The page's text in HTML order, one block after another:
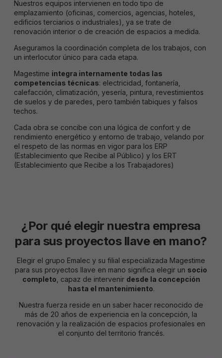
Nuestros equipos intervienen en todo tipo de
emplazamiento (oficinas, comercios, agencias, hoteles,
edificios terciarios o industriales), ya se trate de
renovación interior o de creación de espacios a medida.
Aseguramos la coordinación completa de los trabajos, con
un interlocutor único para cada etapa.
Magestime integra internamente todas las
competencias técnicas: electricidad, fontanería,
calefacción, climatización, yesería, pintura, revestimientos
de suelos y de paredes, pero también tabiques y falsos
techos.
Cada obra se concibe con una lógica de confort y de
rendimiento energético y entorno de trabajo, velando por
el respeto de las normas en vigor para los ERP
(Establecimiento que Recibe al Público) y los ERT
(Establecimiento que Recibe a los Trabajadores)
¿Por qué elegir nuestra empresa
para sus proyectos llave en mano?
Elegir el grupo Emalec y su filial especializada Magestime
para sus proyectos llave en mano significa elegir un socio
completo , capaz de intervenir desde la concepción
hasta el mantenimiento.
Nuestra fuerza reside en un saber hacer reconocido de
más de 20 años de experiencia en la concepción, la
renovación y la realización de espacios profesionales en
el conjunto del territorio francés.
pendant votre
visite. Si vous
refusez ces
cookies,
fonctionnalités
disparaitront
Marketing
votre
comportement
lors de votre
visite du site,
vous
augmentez vos